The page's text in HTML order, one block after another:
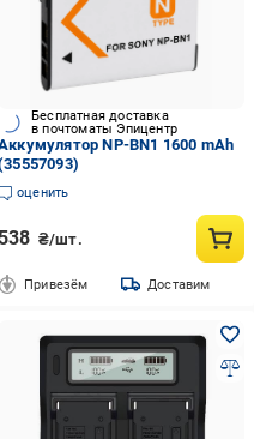
Бесплатная доставка
в почтоматы Эпицентр
NP-BN1 1600 mAh
оценить
538 ₴/шт.
Привезём Доставим